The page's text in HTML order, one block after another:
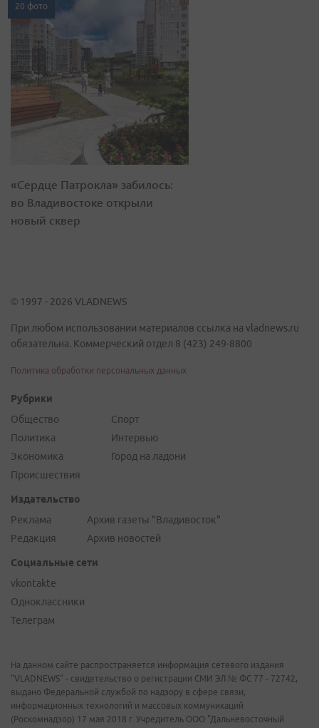
20 фото
«Сердце Патрокла» забилось:
во Владивостоке открыли
новый сквер
© 1997 - 2026 VLADNEWS
При любом использовании материалов ссылка на vladnews.ru
обязательна. Коммерческий отдел 8 (423) 249-8800
Политика обработки персональных данных
Рубрики
Общество
Политика
Экономика
Происшествия
Спорт
Интервью
Город на ладони
Издательство
Реклама
Редакция
Архив газеты "Владивосток"
Архив новостей
Социальные сети
vkontakte
Одноклассники
Телеграм
На данном сайте распространяется информация сетевого издания
"VLADNEWS" - свидетельство о регистрации СМИ ЭЛ № ФС 77 - 72742,
выдано Федеральной службой по надзору в сфере связи,
информационных технологий и массовых коммуникаций
(Роскомнадзор) 17 мая 2018 г. Учредитель ООО "Дальневосточный